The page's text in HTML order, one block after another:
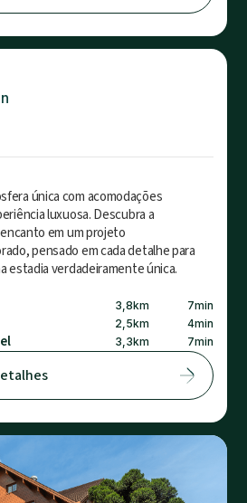
única com acomodações
luxuosa. Descubra a
em um projeto
pensado em cada detalhe para
estadia verdadeiramente única.
3,8km 7min
2,5km 4min
3,3km 7min